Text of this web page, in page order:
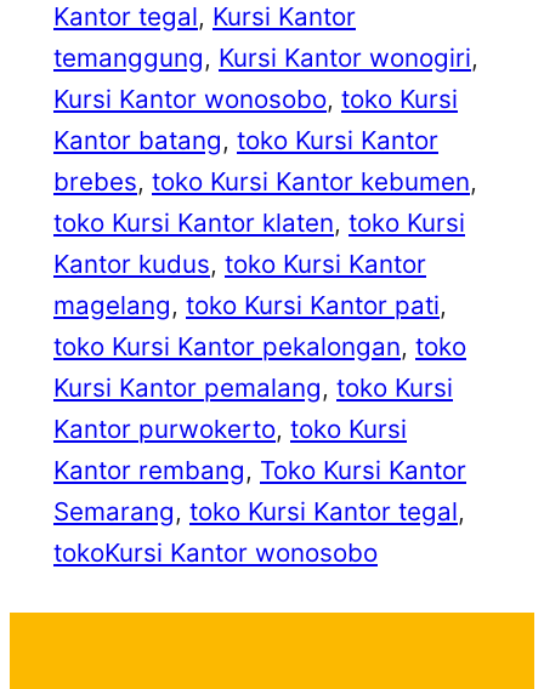
Kantor tegal, Kursi Kantor
temanggung, Kursi Kantor wonogiri
Kursi Kantor wonosobo, toko Kursi
Kantor batang, toko Kursi Kantor
brebes, toko Kursi Kantor kebumen
toko Kursi Kantor klaten, toko Kursi
Kantor kudus, toko Kursi Kantor
magelang, toko Kursi Kantor pati
toko Kursi Kantor pekalongan, toko
Kursi Kantor pemalang, toko Kursi
Kantor purwokerto, toko Kursi
Kantor rembang, Toko Kursi Kantor
Semarang, toko Kursi Kantor tegal
tokoKursi Kantor wonosobo